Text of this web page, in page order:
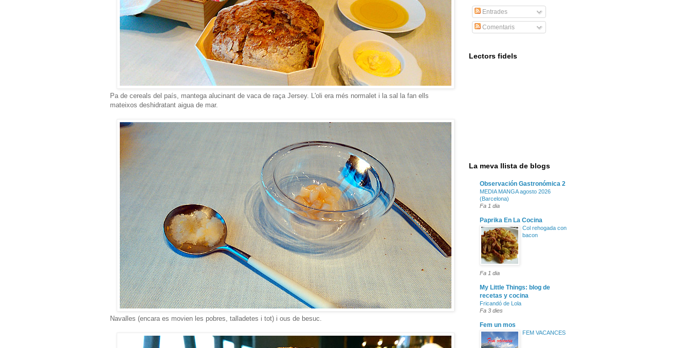
Pa de cereals del país, mantega alucinant de vaca de raça Jersey. L'oli era més normalet i la sal la fan ells
mateixos deshidratant aigua de mar.
Navalles (encara es movien les pobres, talladetes i tot) i ous de besuc.
Entrades
Comentaris
Lectors fidels
La meva llista de blogs
Observación Gastronómica 2
MEDIA MANGA agosto 2026
(Barcelona)
Fa 1 dia
Paprika En La Cocina
Col rehogada con
bacon
Fa 1 dia
My Little Things: blog de
recetas y cocina
Fricandó de Lola
Fa 3 dies
Fem un mos
FEM VACANCES